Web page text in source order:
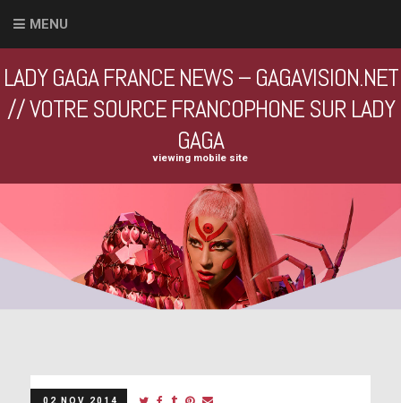
MENU
LADY GAGA FRANCE NEWS – GAGAVISION.NET
// VOTRE SOURCE FRANCOPHONE SUR LADY
GAGA
viewing mobile site
02 NOV 2014